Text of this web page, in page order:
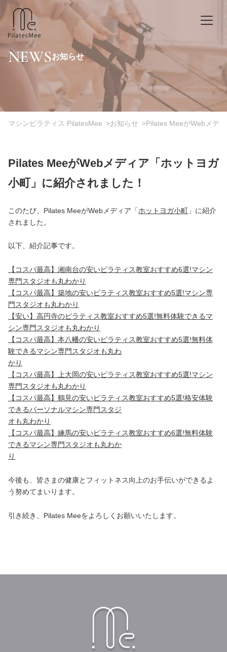
NEWSお知らせ
マシンピラティス PilatesMee >お知らせ >Pilates MeeがWebメデ
Pilates MeeがWebメディア「ホットヨガ
小町」に紹介されました！
このたび、Pilates MeeがWebメディア「ホットヨガ小町 」に紹介
されました。
以下、紹介記事です。
【コスパ最高】湘南台の安いピラティス教室おすすめ6選!マシン
専門スタジオも丸わかり
【コスパ最高】築地の安いピラティス教室おすすめ5選!マシン専
門スタジオも丸わかり
【安い】高円寺のピラティス教室おすすめ5選!無料体験できるマ
シン専門スタジオも丸わかり
【コスパ最高】本八幡の安いピラティス教室おすすめ5選!無料体
験できるマシン専門スタジオも丸わ
かり
【コスパ最高】上大岡の安いピラティス教室おすすめ5選!マシン
専門スタジオも丸わかり
【コスパ最高】鶴見の安いピラティス教室おすすめ5選!格安体験
できるパーソナルマシン専門スタジ
オも丸わかり
【コスパ最高】練馬の安いピラティス教室おすすめ6選!無料体験
できるマシン専門スタジオも丸わか
り
今後も、皆さまの健康とフィットネス向上のお手伝いができるよ
う努めてまいります。
引き続き、Pilates Meeをよろしくお願いいたします。